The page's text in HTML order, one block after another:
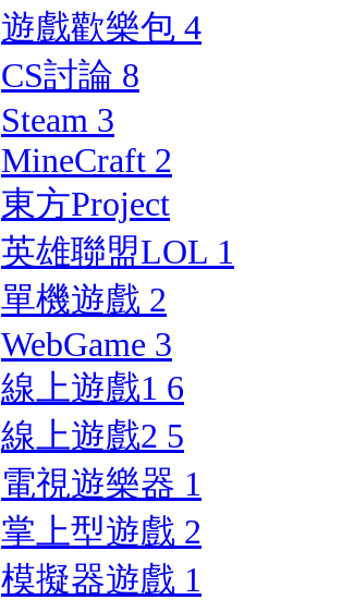
遊戲歡樂包 4
CS討論 8
Steam 3
MineCraft 2
東方Project
英雄聯盟LOL 1
單機遊戲 2
WebGame 3
線上遊戲1 6
線上遊戲2 5
電視遊樂器 1
掌上型遊戲 2
模擬器遊戲 1